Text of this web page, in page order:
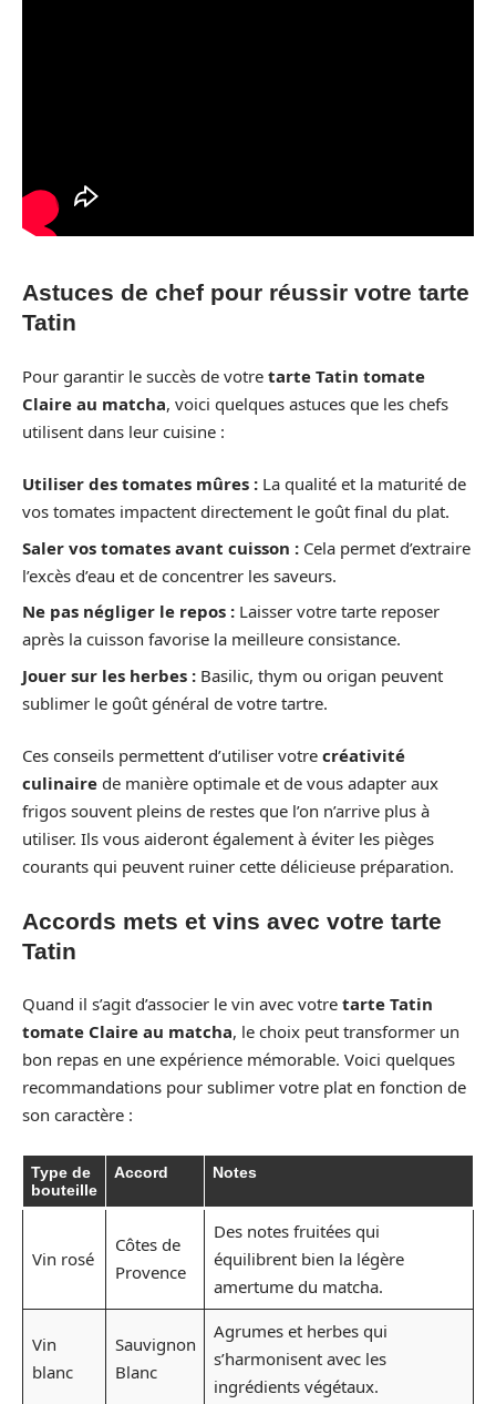
Astuces de chef pour réussir votre tarte
Tatin
Pour garantir le succès de votre tarte Tatin tomate
Claire au matcha, voici quelques astuces que les chefs
utilisent dans leur cuisine :
Utiliser des tomates mûres : La qualité et la maturité de
vos tomates impactent directement le goût final du plat.
Saler vos tomates avant cuisson : Cela permet d’extraire
l’excès d’eau et de concentrer les saveurs.
Ne pas négliger le repos : Laisser votre tarte reposer
après la cuisson favorise la meilleure consistance.
Jouer sur les herbes : Basilic, thym ou origan peuvent
sublimer le goût général de votre tartre.
Ces conseils permettent d’utiliser votre créativité
culinaire de manière optimale et de vous adapter aux
frigos souvent pleins de restes que l’on n’arrive plus à
utiliser. Ils vous aideront également à éviter les pièges
courants qui peuvent ruiner cette délicieuse préparation.
Accords mets et vins avec votre tarte
Tatin
Quand il s’agit d’associer le vin avec votre tarte Tatin
tomate Claire au matcha, le choix peut transformer un
bon repas en une expérience mémorable. Voici quelques
recommandations pour sublimer votre plat en fonction de
son caractère :
Type de
bouteille
Accord Notes
Vin rosé
Côtes de
Provence
Des notes fruitées qui
équilibrent bien la légère
amertume du matcha.
Vin
blanc
Sauvignon
Blanc
Agrumes et herbes qui
s’harmonisent avec les
ingrédients végétaux.